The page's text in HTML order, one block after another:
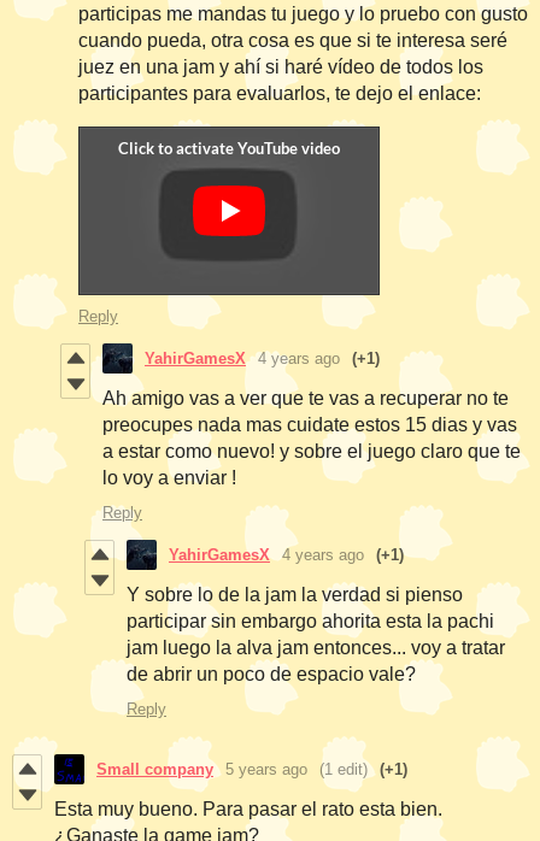
participas me mandas tu juego y lo pruebo con gusto
cuando pueda, otra cosa es que si te interesa seré
juez en una jam y ahí si haré vídeo de todos los
participantes para evaluarlos, te dejo el enlace:
Reply
YahirGamesX 4 years ago (+1)
Ah amigo vas a ver que te vas a recuperar no te
preocupes nada mas cuidate estos 15 dias y vas
a estar como nuevo! y sobre el juego claro que te
lo voy a enviar !
Reply
YahirGamesX 4 years ago (+1)
Y sobre lo de la jam la verdad si pienso
participar sin embargo ahorita esta la pachi
jam luego la alva jam entonces... voy a tratar
de abrir un poco de espacio vale?
Reply
Small company 5 years ago (1 edit) (+1)
Esta muy bueno. Para pasar el rato esta bien.
¿Ganaste la game jam?